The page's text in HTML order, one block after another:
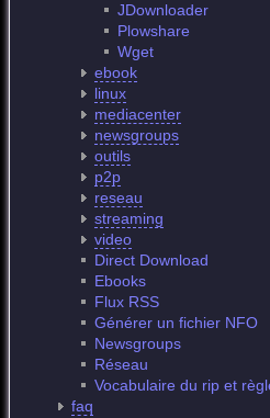
JDownloader
Plowshare
Wget
ebook
linux
mediacenter
newsgroups
outils
p2p
reseau
streaming
video
Direct Download
Ebooks
Flux RSS
Générer un fichier NFO
Newsgroups
Réseau
Vocabulaire du rip et
faq